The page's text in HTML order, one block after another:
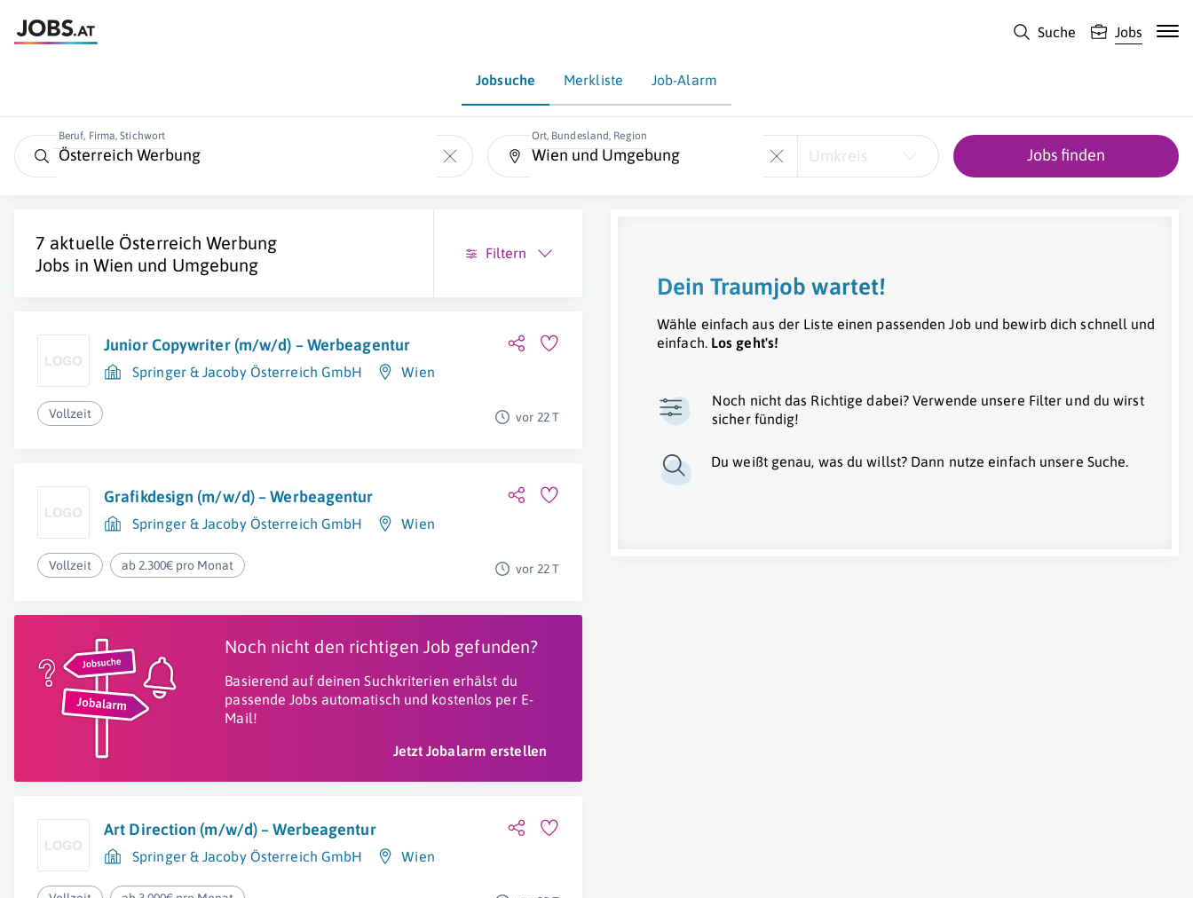
Suche Jobs
Jobsuche Merkliste Job-Alarm
Beruf, Firma, Stichwort Ort, Bundesland, Region
Umkreis Jobs finden
7 aktuelle Österreich Werbung
Jobs in Wien und Umgebung
Filtern
Junior Copywriter (m/w/d) – Werbeagentur
Springer & Jacoby Österreich GmbH Wien
Vollzeit vor 22 T
Grafikdesign (m/w/d) – Werbeagentur
Springer & Jacoby Österreich GmbH Wien
Vollzeit ab 2.300€ pro Monat vor 22 T
Noch nicht den richtigen Job gefunden?
Basierend auf deinen Suchkriterien erhälst du
passende Jobs automatisch und kostenlos per E-
Mail!
Jetzt Jobalarm erstellen
Art Direction (m/w/d) – Werbeagentur
Springer & Jacoby Österreich GmbH Wien
Dein Traumjob wartet!
Wähle einfach aus der Liste einen passenden Job und bewirb dich schnell und
einfach. Los geht's!
Noch nicht das Richtige dabei? Verwende unsere Filter und du wirst
sicher fündig!
Du weißt genau, was du willst? Dann nutze einfach unsere Suche.